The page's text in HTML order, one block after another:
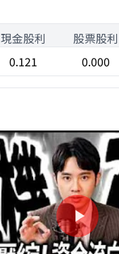
現金股利 股票股利
0.121
0.000